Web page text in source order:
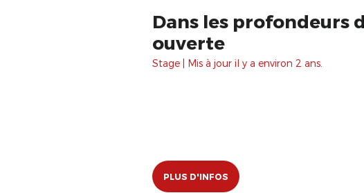
Dans les profondeurs
ouverte
Stage | Mis à jour il y a environ 2 ans.
PLUS D'INFOS